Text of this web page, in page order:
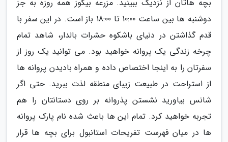
بچه هاتان از نزدیک ببینید. مزرعه بیکوز همه روزه به جز
دوشنبه ها بین ساعت 10:00 تا 18:00 باز است. در این سفر با
قدم گذاشتن در دنیای باشکوه حشرات بالدار، شاهد تمام
چرخه زندگی یک پروانه خواهید بود. می توانید یک روز از
سفرتان را به اینجا اختصاص داده و همراه بادیدن پروانه ها
از استراحت در طبیعت زیبای منطقه لذت ببرید. حتی اگر
شانس بیاورید نشستن پذروانه بر روی دستانتان را هم
تجربه خواهید کرد. تمام این ها باعث شده نام پارک پروانه
ها در میان فهرست تفریحات استانبول برای بچه ها قرار